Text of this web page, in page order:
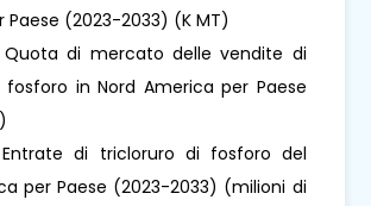
Paese (2023-2033) (K MT)
Quota di mercato delle vendite di
in Nord America per Paese
Entrate di tricloruro di fosforo del
per Paese (2023-2033) (milioni di